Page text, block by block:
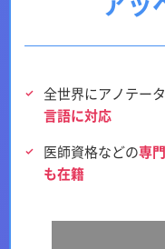
全世界にアノテー
言語に対応
医師資格などの専
も在籍